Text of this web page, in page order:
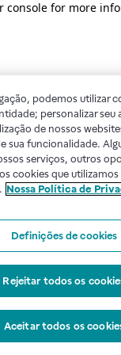
console for more
podemos utilizar
personalizar seu
de nossos
sua funcionalidade.
serviços, outros
cookies que
Nossa Política de
Definições de cookies
Rejeitar todos os
Aceitar todos os